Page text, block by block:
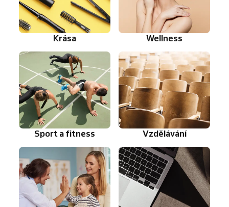
Krása Wellness
Sport a fitness Vzdělávání